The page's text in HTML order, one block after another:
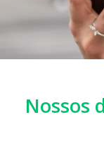
Nossos